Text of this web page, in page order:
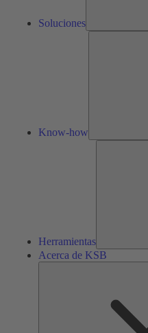
Soluciones
Know-how
Herramientas
Acerca de KSB